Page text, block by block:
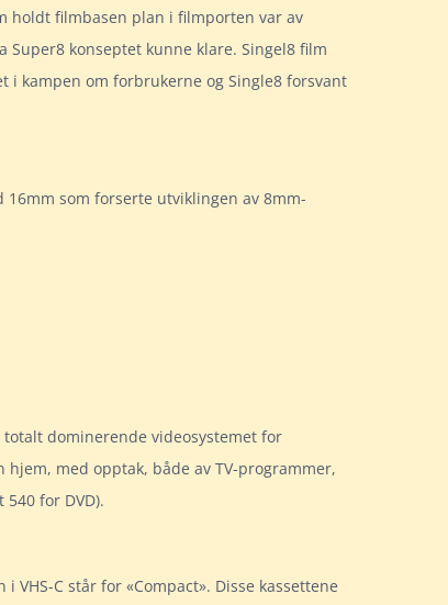
holdt filmbasen plan i filmporten var av
konseptet kunne klare. Singel8 film
i kampen om forbrukerne og Single8 forsvant
som forserte utviklingen av 8mm-
totalt dominerende videosystemet for
med opptak, både av TV-programmer,
for DVD).
C står for «Compact». Disse kassettene